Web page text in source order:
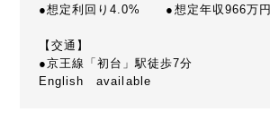
●想定利回り4.0% ●想定年収966万円
【交通】
●京王線「初台」駅徒歩7分
English available